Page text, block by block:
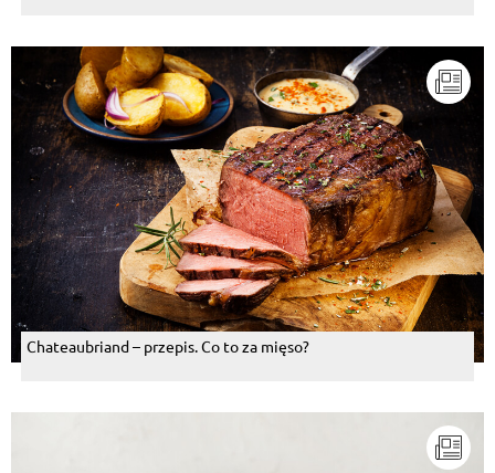
Chateaubriand – przepis. Co to za mięso?